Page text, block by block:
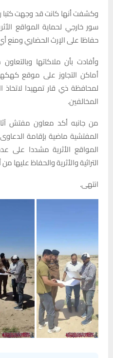
وكشفت أنها كانت قد وجهت كتبا
سور خارجي لحماية المواقع
حفاظا على الإرث الحضاري ومنع
وأفادت بأن ملاكاتها
أماكن التجاوز على موقع كهكهة
لمحافظة ذي قار تمهيدا لاتخاذ
المخالفين.
من جانبه أكد معاون مفتش
المفتشية ماضية بإقامة
المواقع الأثرية مشددا على
التراثية والأثرية والحفاظ عليها
انتهى.